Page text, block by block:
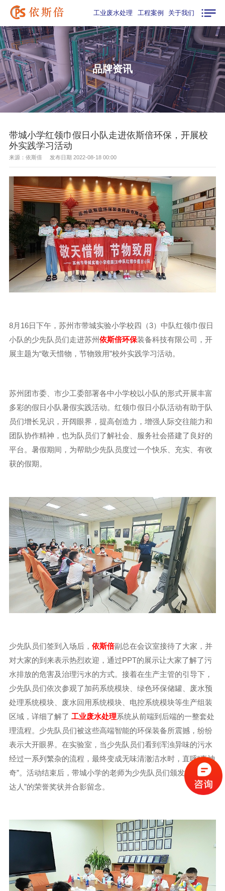
工业废水处理 工程案例 关于我们
品牌资讯
带城小学红领巾假日小队走进依斯倍环保，开展校
外实践学习活动
来源：依斯倍 发布日期 2022-08-18 00:00
8月16日下午，苏州市带城实验小学校四（3）中队红领巾假日
小队的少先队员们走进苏州依斯倍环保装备科技有限公司，开
展主题为“敬天惜物，节物致用”校外实践学习活动。
苏州团市委、市少工委部署各中小学校以小队的形式开展丰富
多彩的假日小队暑假实践活动。红领巾假日小队活动有助于队
员们增长见识，开阔眼界，提高创造力，增强人际交往能力和
团队协作精神，也为队员们了解社会、服务社会搭建了良好的
平台。暑假期间，为帮助少先队员度过一个快乐、充实、有收
获的假期。
少先队员们签到入场后， 依斯倍副总在会议室接待了大家，并
对大家的到来表示热烈欢迎，通过PPT的展示让大家了解了污
水排放的危害及治理污水的方式。接着在生产主管的引导下，
少先队员们依次参观了加药系统模块、绿色环保储罐、废水预
处理系统模块、废水回用系统模块、电控系统模块等生产组装
区域，详细了解了 工业废水处理系统从前端到后端的一整套处
理流程。少先队员们被这些高端智能的环保装备所震撼，纷纷
表示大开眼界。在实验室，当少先队员们看到浑浊异味的污水
经过一系列繁杂的流程，最终变成无味清澈洁水时，直呼“真神
奇”。活动结束后，带城小学的老师为少先队员们颁发“环保小
达人”的荣誉奖状并合影留念。